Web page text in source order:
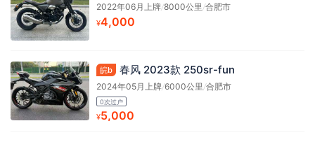
2022年06月上牌/8000公里 /合肥市
¥4,000
皖b 春风 2023款 250sr-fun
2024年05月上牌/6000公里 /合肥市
0次过户
¥5,000